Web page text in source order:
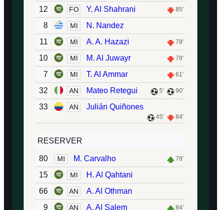
12
FO Y. Al Shahrani 85′
8 MI
N. Nandez
11
MI A. A. Hazazi 78′
10 MI M. Al Juwayr 78′
7 MI T. Al Ammar 61′
32 AN Mateo Retegui 5′ 90′
33 AN Julián Quiñones
45′ 84′
RESERVER
80 MI M. Carvalho 78′
15 MI
H. Al Qahtani
66
AN
A. Al Othman
9
AN A. Al Salem 84′